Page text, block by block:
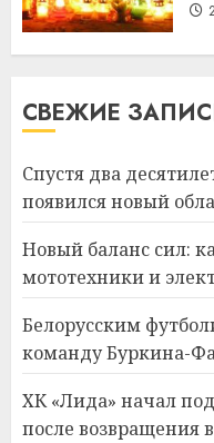
СВЕЖИЕ
Спустя два
появился новый
Новый баланс сил:
мототехники и
Белорусским
команду Буркина-
ХК «Лида» начал
после возвращения